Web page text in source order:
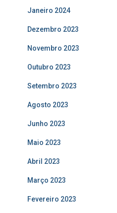
Janeiro 2024
Dezembro 2023
Novembro 2023
Outubro 2023
Setembro 2023
Agosto 2023
Junho 2023
Maio 2023
Abril 2023
Março 2023
Fevereiro 2023